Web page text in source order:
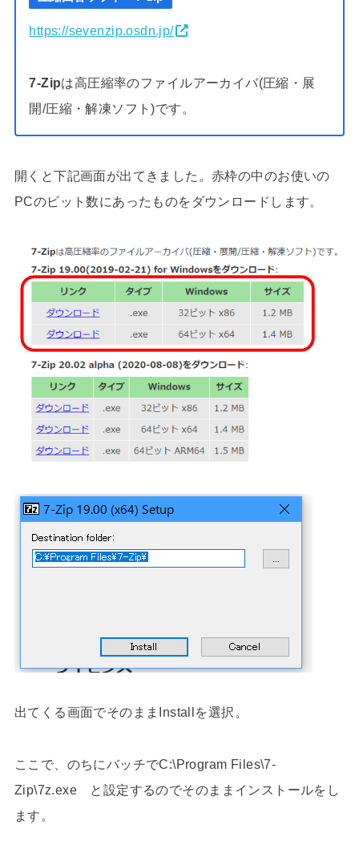
https://sevenzip.osdn.jp/
7-Zipは高圧縮率のファイルアーカイバ(圧縮・展
開/圧縮・解凍ソフト)です。
開くと下記画面が出てきました。赤枠の中のお使いの
PCのビット数にあったものをダウンロードします。
出てくる画面でそのままInstallを選択。
ここで、のちにバッチでC:\Program Files\7-
Zip\7z.exe と設定するのでそのままインストールをし
ます。